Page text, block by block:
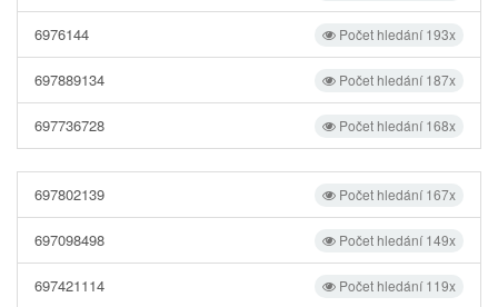
Počet hledání 193x
6976144
Počet hledání 187x
697889134
Počet hledání 168x
697736728
Počet hledání 167x
697802139
Počet hledání 149x
697098498
Počet hledání 119x
697421114